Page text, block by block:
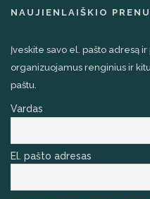
NAUJIENLAIŠKIO
Įveskite savo el. pašto adresą
organizuojamus renginius ir
paštu.
Vardas
El. pašto adresas